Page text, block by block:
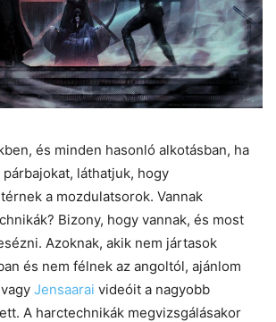
és minden hasonló alkotásban, ha
láthatjuk, hogy
a mozdulatsorok. Vannak
Bizony, hogy vannak, és most
Azoknak, akik nem jártasok
és nem félnek az angoltól, ajánlom
Jensaarai videóit a nagyobb
A harctechnikák megvizsgálásakor